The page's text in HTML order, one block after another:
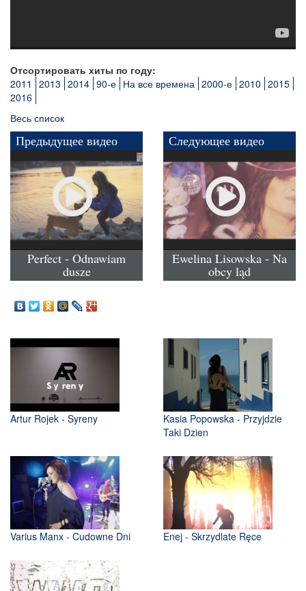
Отсортировать хиты по году:
2011
2013 2014 90-е На все времена 2000-е 2010 2015
2016
Весь список
Предыдущее видео
Perfect - Odnawiam
dusze
Следующее видео
Ewelina Lisowska - Na
obcy ląd
Artur Rojek - Syreny
Kasia Popowska - Przyjdzie
Taki Dzien
Varius Manx - Cudowne Dni Enej - Skrzydlate Ręce